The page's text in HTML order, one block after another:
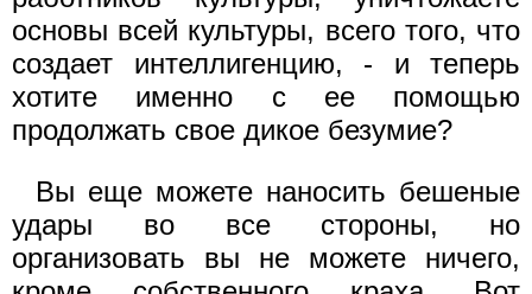
основы всей культуры, всего того, что
создает интеллигенцию, - и теперь
хотите именно с ее помощью
продолжать свое дикое безумие?
Вы еще можете наносить бешеные
удары во все стороны, но
организовать вы не можете ничего,